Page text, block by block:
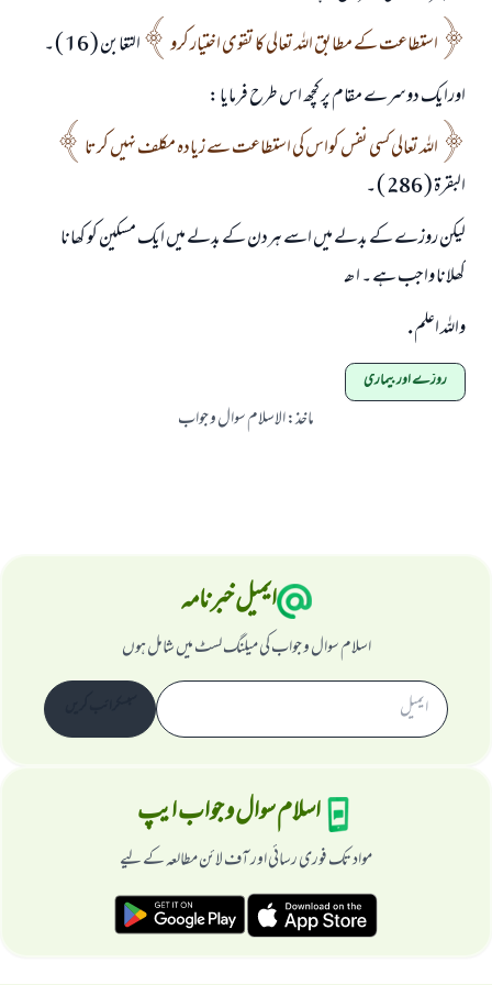
استطاعت کے مطابق اللہ تعالی کا تقوی اختیار کرو
التغابن ( 16 ) ۔
اورایک دوسرے مقام پر کچھ اس طرح فرمایا :
اللہ تعالی کسی نفس کواس کی استطاعت سے زيادہ مکلف نہيں کرتا
البقرۃ ( 286 ) ۔
لیکن روزے کے بدلے میں اسے ہردن کے بدلے میں ایک مسکین کو کھانا
کھلانا واجب ہے ۔ ا ھــ
واللہ اعلم .
روزے اور بیماری
ماخذ:الاسلام سوال و جواب
ایمیل خبرنامہ
اسلام سوال و جواب کی میلنگ لسٹ میں شامل ہوں
اسلام سوال و جواب ایپ
مواد تک فوری رسائی اور آف لائن مطالعہ کے لیے